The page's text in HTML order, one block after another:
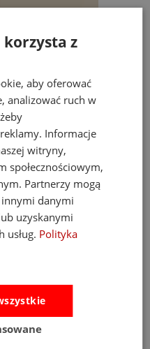
Herbaty Drewniany z
Set Tender Leaf
149,00 zł
z
aby oferować
analizować ruch w
Informacje
witryny,
społecznościowym,
Partnerzy mogą
innymi danymi
uzyskanymi
usług. Polityka